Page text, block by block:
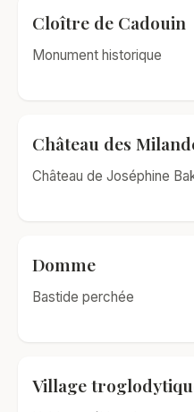
Cloître de Cadouin
Monument historique
Château des
Château de Joséphine
Domme
Bastide perchée
Village